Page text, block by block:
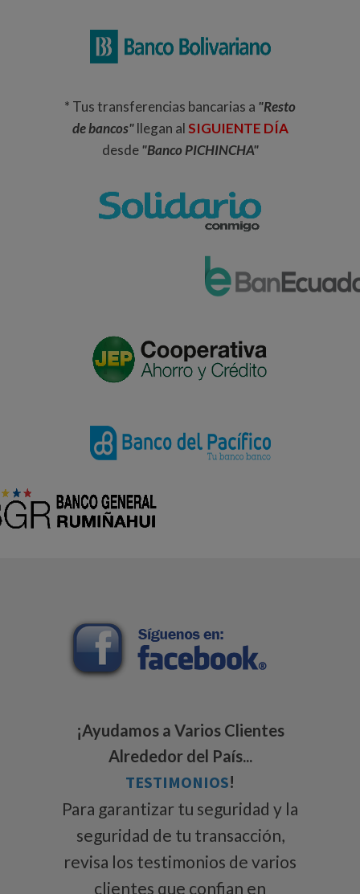
* Tus transferencias bancarias a "Resto
de bancos"llegan alSIGUIENTE DÍA
desde"Banco PICHINCHA"
¡Ayudamos a Varios Clientes
Alrededor del País...
TESTIMONIOS!
Para garantizar tu seguridad y la
seguridad de tu transacción,
revisa los testimonios de varios
clientes que confian en